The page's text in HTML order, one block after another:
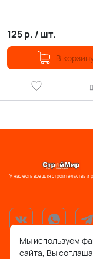
125р. / шт.
В
У нас есть все для строительства и
Мы используем
сайта, Вы